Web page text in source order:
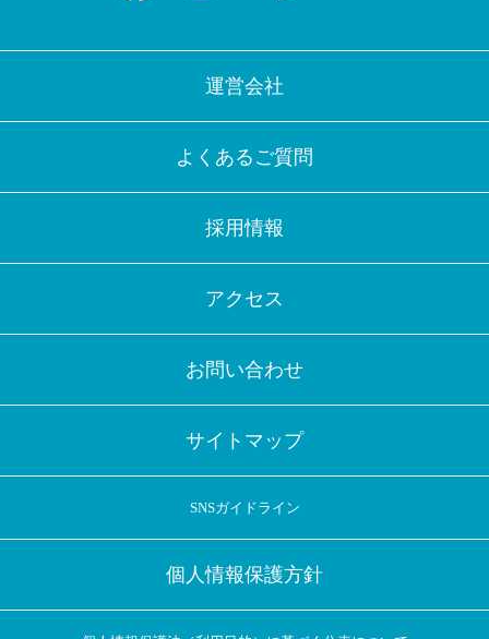
運営会社
よくあるご質問
採用情報
アクセス
お問い合わせ
サイトマップ
SNSガイドライン
個人情報保護方針